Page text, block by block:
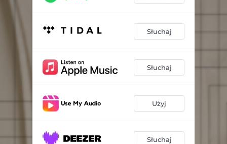
Słuchaj
Słuchaj
Użyj
Słuchaj